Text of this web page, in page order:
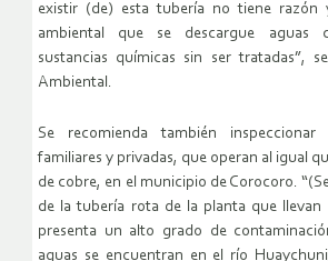
existir (de) esta tubería no tiene razón
ambiental que se descargue aguas
sustancias químicas sin ser tratadas”,
Ambiental.
Se recomienda también inspeccionar
familiares y privadas, que operan al igual
de cobre, en el municipio de Corocoro.
de la tubería rota de la planta que llevan
presenta un alto grado de
aguas se encuentran en el río